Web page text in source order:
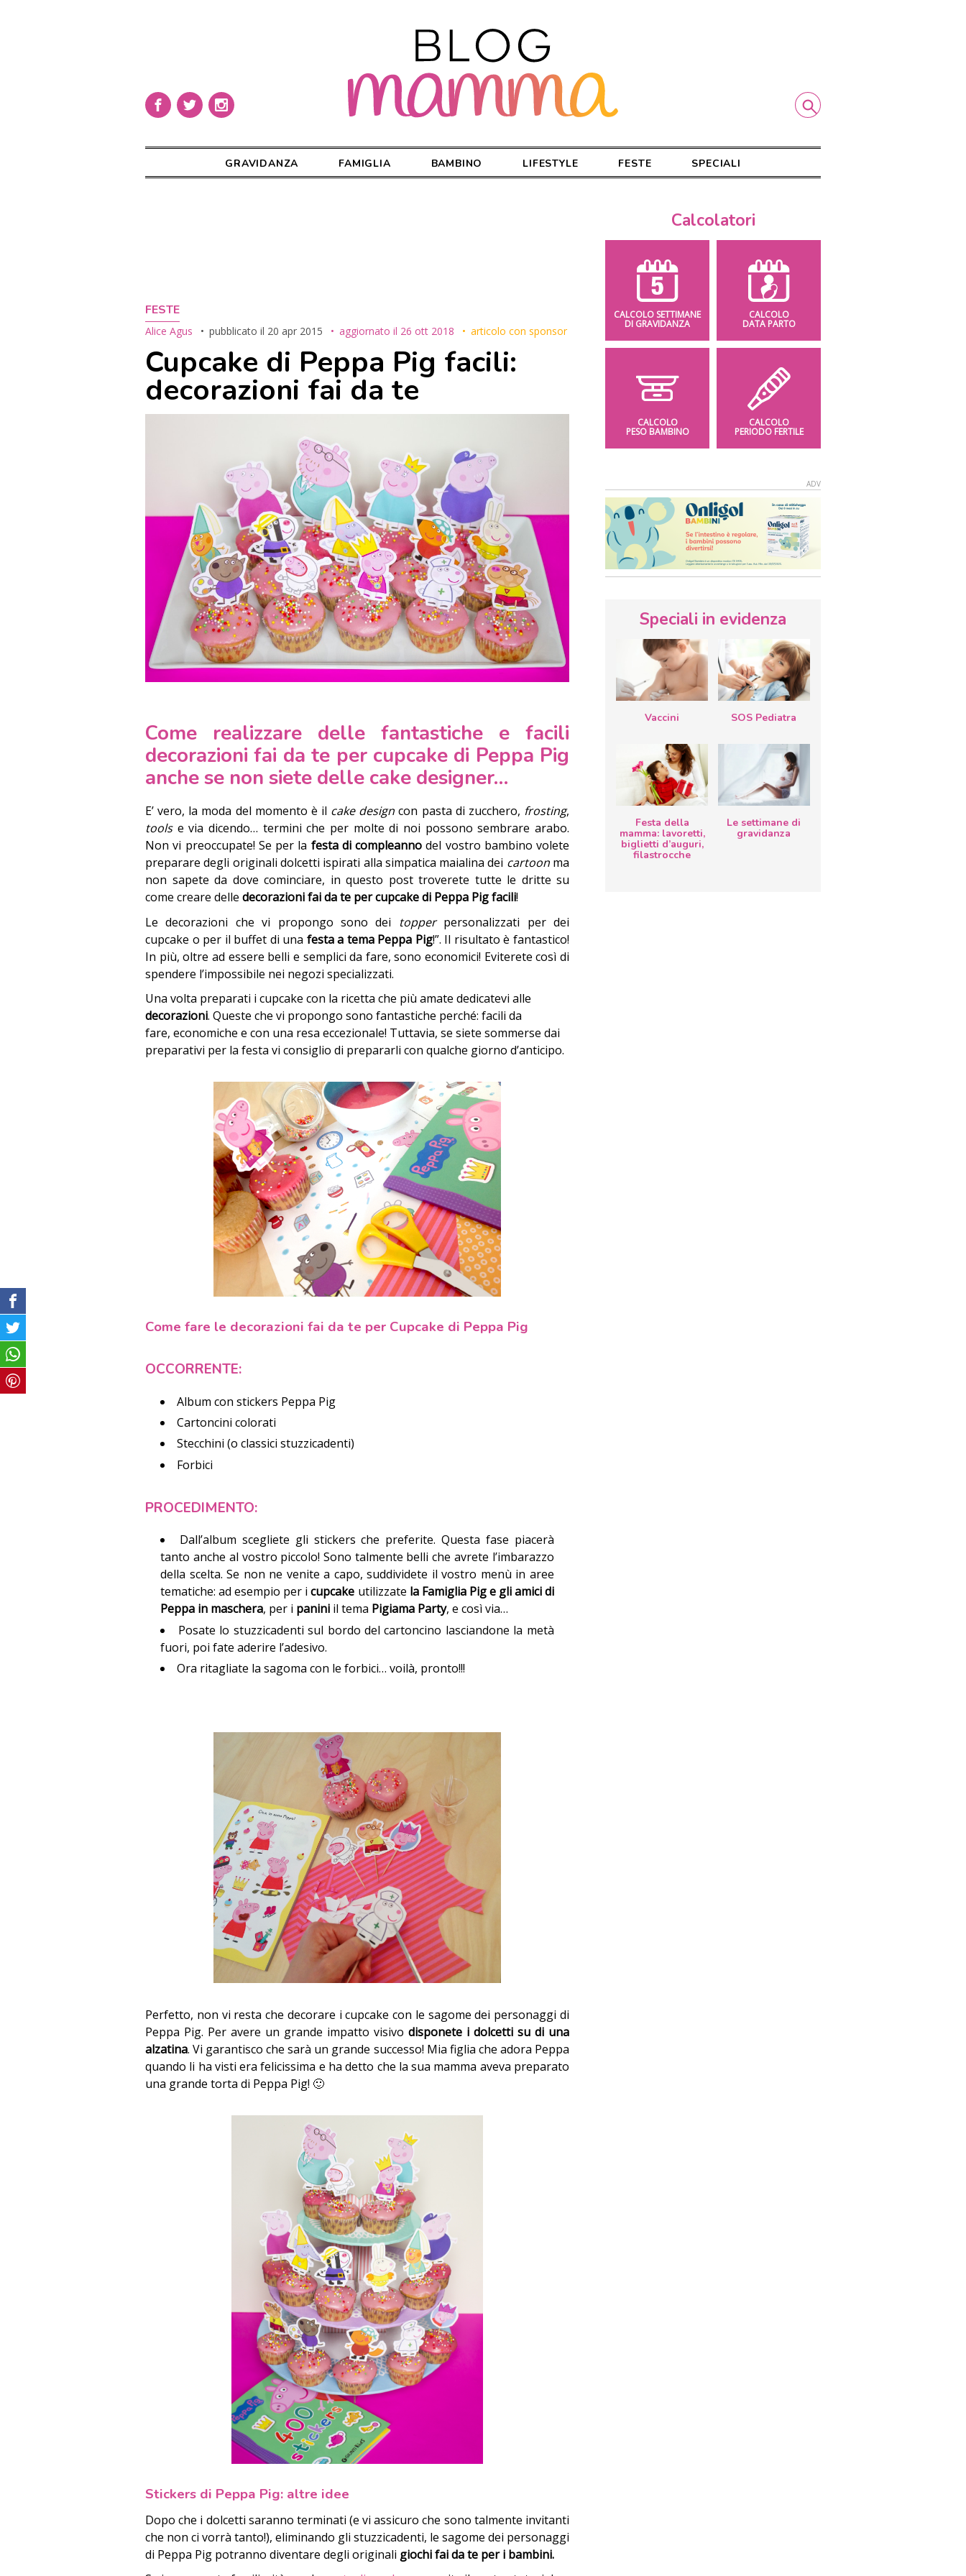
GRAVIDANZA FAMIGLIA BAMBINO LIFESTYLE FESTE SPECIALI
FESTE
Alice Agus pubblicato il 20 apr 2015 aggiornato il 26 ott 2018 articolo con sponsor
Cupcake di Peppa Pig facili:
decorazioni fai da te
Come realizzare delle fantastiche e facili
decorazioni fai da te per cupcake di Peppa Pig
anche se non siete delle cake designer…
E’ vero, la moda del momento è il cake design con pasta di zucchero, frosting,
toolse via dicendo… termini che per molte di noi possono sembrare arabo.
Non vi preoccupate! Se per la festa di compleanno del vostro bambino volete
preparare degli originali dolcetti ispirati alla simpatica maialina dei cartoonma
non sapete da dove cominciare, in questo post troverete tutte le dritte su
come creare delle decorazioni fai da te per cupcake di Peppa Pig facili!
Le decorazioni che vi propongo sono dei topperpersonalizzati per dei
cupcake o per il buffet di una festa a tema Peppa Pig!”. Il risultato è fantastico!
In più, oltre ad essere belli e semplici da fare, sono economici! Eviterete così di
spendere l’impossibile nei negozi specializzati.
Una volta preparati i cupcake con la ricetta che più amate dedicatevi alle
decorazioni. Queste che vi propongo sono fantastiche perché: facili da
fare, economiche e con una resa eccezionale! Tuttavia, se siete sommerse dai
preparativi per la festa vi consiglio di prepararli con qualche giorno d’anticipo.
Come fare le decorazioni fai da te per Cupcake di Peppa Pig
OCCORRENTE:
Album con stickers Peppa Pig
Cartoncini colorati
Stecchini (o classici stuzzicadenti)
Forbici
PROCEDIMENTO:
Dall’album scegliete gli stickers che preferite. Questa fase piacerà
tanto anche al vostro piccolo! Sono talmente belli che avrete l’imbarazzo
della scelta. Se non ne venite a capo, suddividete il vostro menù in aree
tematiche: ad esempio per icupcake utilizzate la Famiglia Pig e gli amici di
Peppa in maschera, per i panini il tema Pigiama Party, e così via…
Posate lo stuzzicadenti sul bordo del cartoncino lasciandone la metà
fuori, poi fate aderire l’adesivo.
Ora ritagliate la sagoma con le forbici… voilà, pronto!!!
Perfetto, non vi resta che decorare i cupcake con le sagome dei personaggi di
Peppa Pig. Per avere un grande impatto visivo disponete i dolcetti su di una
alzatina. Vi garantisco che sarà un grande successo! Mia figlia che adora Peppa
quando li ha visti era felicissima e ha detto che la sua mamma aveva preparato
una grande torta di Peppa Pig! 🙂
Stickers di Peppa Pig: altre idee
Dopo che i dolcetti saranno terminati (e vi assicuro che sono talmente invitanti
che non ci vorrà tanto!), eliminando gli stuzzicadenti, le sagome dei personaggi
di Peppa Pig potranno diventare degli originali giochi fai da te per i bambini.
Calcolatori
CALCOLO SETTIMANE
DI GRAVIDANZA
CALCOLO
DATA PARTO
CALCOLO
PESO BAMBINO
CALCOLO
PERIODO FERTILE
Speciali in evidenza
Vaccini SOS Pediatra
Festa della
mamma: lavoretti,
biglietti d’auguri,
filastrocche
Le settimane di
gravidanza